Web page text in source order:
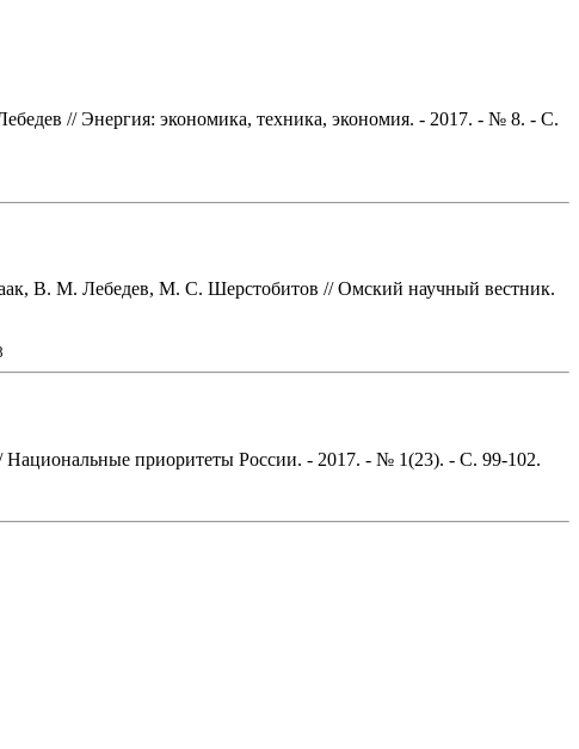
// Энергия: экономика, техника, экономия. - 2017. - № 8. - С.
В. М. Лебедев, М. С. Шерстобитов // Омский научный вестник.
Национальные приоритеты России. - 2017. - № 1(23). - С. 99-102.